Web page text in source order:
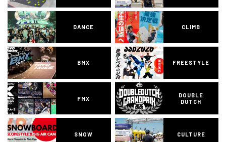
DANCE CLIMB
BMX FREESTYLE
FMX
DOUBLE
DUTCH
SNOW CULTURE